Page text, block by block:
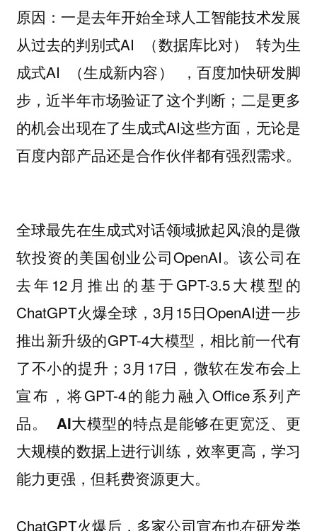
原因：一是去年开始全球人工智能技术发展
从过去的判别式AI （数据库比对） 转为生
成式AI （生成新内容） ，百度加快研发脚
步，近半年市场验证了这个判断；二是更多
的机会出现在了生成式AI这些方面，无论是
百度内部产品还是合作伙伴都有强烈需求。
全球最先在生成式对话领域掀起风浪的是微
软投资的美国创业公司OpenAI。该公司在
去年12月推出的基于GPT-3.5大模型的
ChatGPT火爆全球，3月15日OpenAI进一步
推出新升级的GPT-4大模型，相比前一代有
了不小的提升；3月17日，微软在发布会上
宣布，将GPT-4的能力融入Office系列产
品。 AI大模型的特点是能够在更宽泛、更
大规模的数据上进行训练，效率更高，学习
能力更强，但耗费资源更大。
ChatGPT火爆后，多家公司宣布也在研发类